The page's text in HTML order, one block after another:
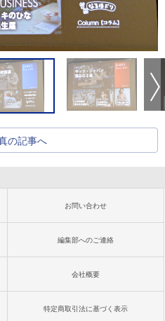
の記事へ
お問い合わせ
編集部へのご連絡
会社概要
特定商取引法に基づく表示